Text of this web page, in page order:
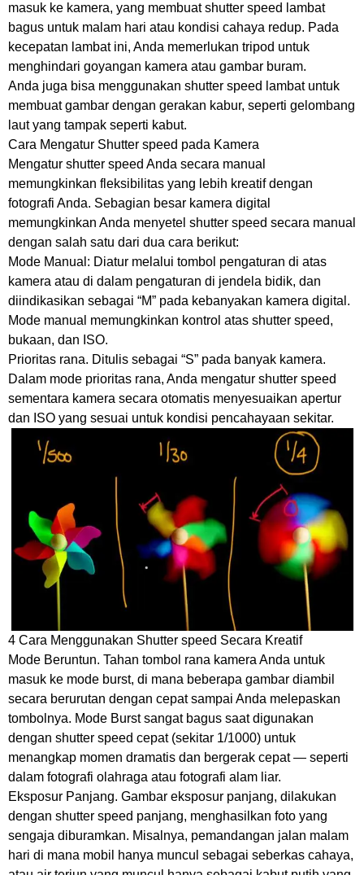
masuk ke kamera, yang membuat shutter speed lambat
bagus untuk malam hari atau kondisi cahaya redup. Pada
kecepatan lambat ini, Anda memerlukan tripod untuk
menghindari goyangan kamera atau gambar buram.
Anda juga bisa menggunakan shutter speed lambat untuk
membuat gambar dengan gerakan kabur, seperti gelombang
laut yang tampak seperti kabut.
Cara Mengatur Shutter speed pada Kamera
Mengatur shutter speed Anda secara manual
memungkinkan fleksibilitas yang lebih kreatif dengan
fotografi Anda. Sebagian besar kamera digital
memungkinkan Anda menyetel shutter speed secara manual
dengan salah satu dari dua cara berikut:
Mode Manual: Diatur melalui tombol pengaturan di atas
kamera atau di dalam pengaturan di jendela bidik, dan
diindikasikan sebagai “M” pada kebanyakan kamera digital.
Mode manual memungkinkan kontrol atas shutter speed,
bukaan, dan ISO.
Prioritas rana. Ditulis sebagai “S” pada banyak kamera.
Dalam mode prioritas rana, Anda mengatur shutter speed
sementara kamera secara otomatis menyesuaikan apertur
dan ISO yang sesuai untuk kondisi pencahayaan sekitar.
4 Cara Menggunakan Shutter speed Secara Kreatif
Mode Beruntun. Tahan tombol rana kamera Anda untuk
masuk ke mode burst, di mana beberapa gambar diambil
secara berurutan dengan cepat sampai Anda melepaskan
tombolnya. Mode Burst sangat bagus saat digunakan
dengan shutter speed cepat (sekitar 1/1000) untuk
menangkap momen dramatis dan bergerak cepat — seperti
dalam fotografi olahraga atau fotografi alam liar.
Eksposur Panjang. Gambar eksposur panjang, dilakukan
dengan shutter speed panjang, menghasilkan foto yang
sengaja diburamkan. Misalnya, pemandangan jalan malam
hari di mana mobil hanya muncul sebagai seberkas cahaya,